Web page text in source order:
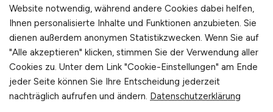
Hochbau, Tiefbau oder die Sanierung von
Gebäuden.
Bautechniker sind in allen Bereichen der
Baubranche gefragt, von der Planung von
Website notwendig, während andere Cookies dabei helfen,
Ihnen personalisierte Inhalte und Funktionen anzubieten. Sie
dienen außerdem anonymen Statistikzwecken. Wenn Sie auf
"Alle akzeptieren" klicken, stimmen Sie der Verwendung aller
Cookies zu. Unter dem Link "Cookie-Einstellungen" am Ende
jeder Seite können Sie Ihre Entscheidung jederzeit
nachträglich aufrufen und ändern. Datenschutzerklärung